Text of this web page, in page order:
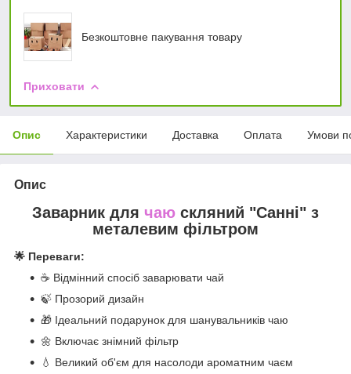
Безкоштовне пакування товару
Приховати
Опис Характеристики Доставка Оплата Умови
Опис
Заварник для чаю скляний "Санні" з
металевим фільтром
🌟 Переваги:
☕ Відмінний спосіб заварювати чай
🍃 Прозорий дизайн
🎁 Ідеальний подарунок для шанувальників чаю
🌼 Включає знімний фільтр
💧 Великий об'єм для насолоди ароматним чаєм